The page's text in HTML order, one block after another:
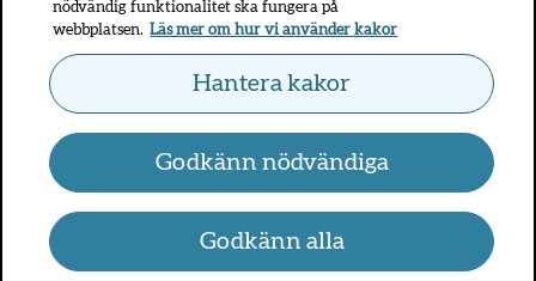
nödvändig funktionalitet ska fungera på
webbplatsen. Läs mer om hur vi använder kakor
Hantera kakor
Godkänn nödvändiga
Godkänn alla